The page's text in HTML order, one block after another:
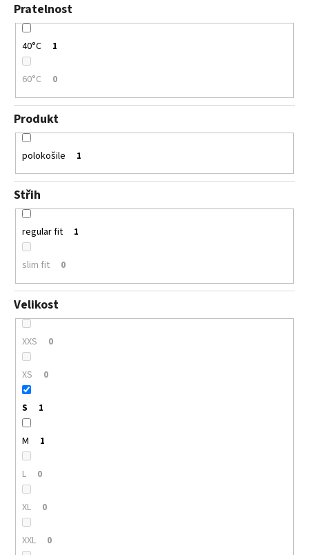
Pratelnost
40°C 1
60°C 0
Produkt
polokošile 1
Střih
regular fit 1
slim fit 0
Velikost
XXS 0
XS 0
S 1
M 1
L 0
XL 0
XXL 0